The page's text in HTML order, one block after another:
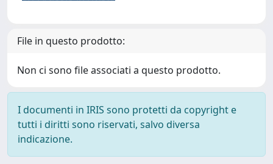
File in questo prodotto:
Non ci sono file associati a questo prodotto.
I documenti in IRIS sono protetti da copyright e
tutti i diritti sono riservati, salvo diversa
indicazione.